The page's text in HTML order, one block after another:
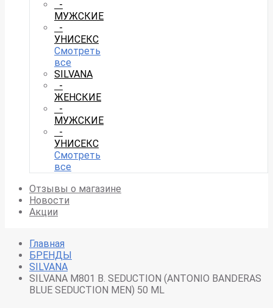
-
МУЖСКИЕ
-
УНИСЕКС
Смотреть
все
SILVANA
-
ЖЕНСКИЕ
-
МУЖСКИЕ
-
УНИСЕКС
Смотреть
все
Отзывы о магазине
Новости
Акции
Главная
БРЕНДЫ
SILVANA
SILVANA M801 B. SEDUCTION (ANTONIO BANDERAS
BLUE SEDUCTION MEN) 50 ML